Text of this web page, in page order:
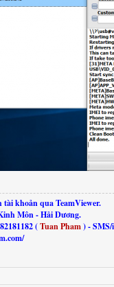
khoản qua TeamViewer.
Môn - Hải Dương.
(Tuan Pham) - SMS/